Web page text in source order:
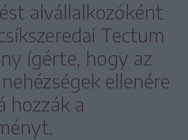
alvállalkozóként
Tectum
ígérte, hogy az
ellenére
hozzák a